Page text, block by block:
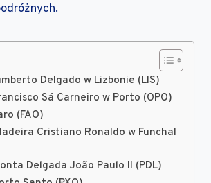
Delgado w Lizbonie (LIS)
Sá Carneiro w Porto (OPO)
(FAO)
Cristiano Ronaldo w Funchal
Delgada João Paulo II (PDL)